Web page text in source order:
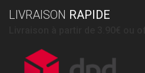
LIVRAISON RAPIDE